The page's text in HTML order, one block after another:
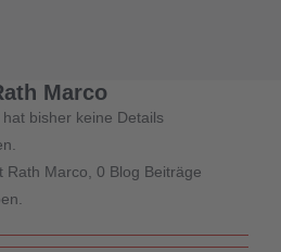
Marco
hat bisher keine Details
Rath Marco, 0 Blog Beiträge